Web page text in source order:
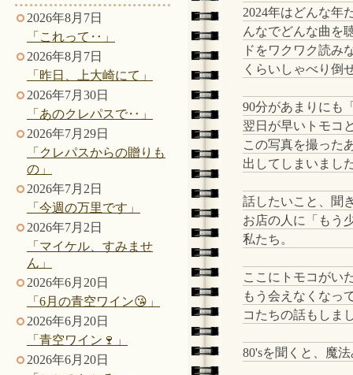
2026年8月7日
「これって‥」
2026年8月7日
「昨日、上大崎にて」
2026年7月30日
「あのクレパスで‥」
2026年7月29日
「クレパスからの贈りも
の」
2026年7月2日
「今週の万里です」
2026年7月2日
「マイケル、すみませ
ん」
2026年6月20日
「6月の青空ワイン😘」
2026年6月20日
「青空ワイン🍷」
2026年6月20日
2024年はどんな年
んなでどんな曲を
ドをワクワク読み
くらいしゃべり倒
90分があまりにも
翌日が早いトモコ
この写真を撮った
出してしまいまし
話したいこと、聞
お店の人に「もう
私たち。
ここにトモコがい
もう会えなくなっ
コたちの話もしま
80'sを聞くと、魔